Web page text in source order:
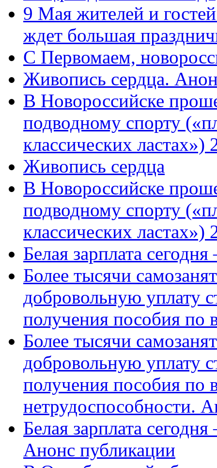
9 Мая жителей и
ждет большая
C Первомаем,
Живопись сердца.
В Новороссийске
подводному спорту
классических
Живопись сердца
В Новороссийске
подводному спорту
классических ластах»)
Белая зарплата
Более тысячи
добровольную уплату
получения пособия по
Более тысячи
добровольную уплату
получения пособия по
нетрудоспособности.
Белая зарплата
Анонс публикации